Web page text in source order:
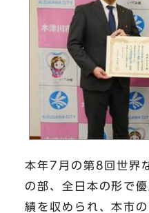
本年7月の第8回世界
の部、全日本の形で
績を収められ、本市